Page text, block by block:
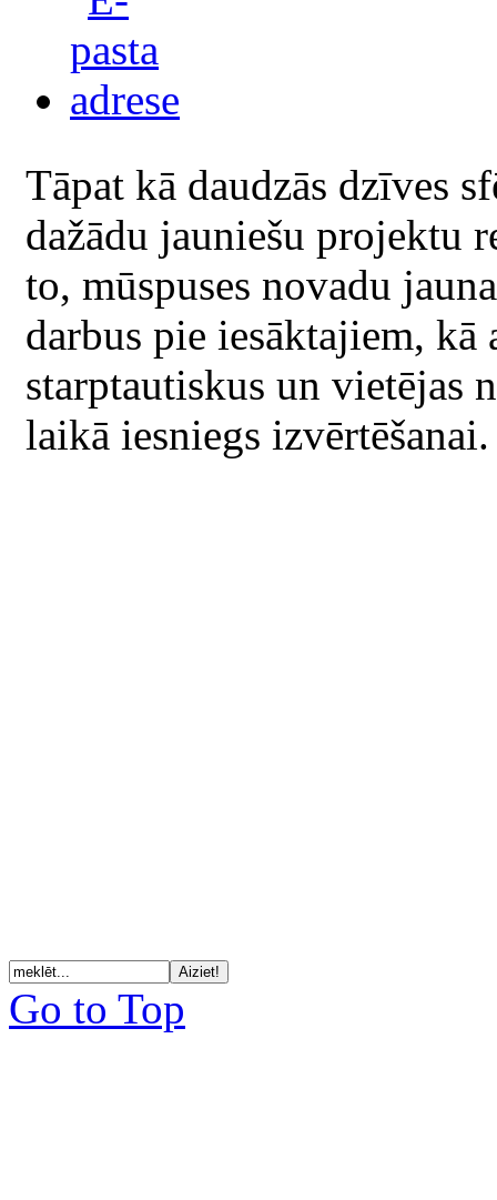
Tāpat kā daudzās dzīves
dažādu jauniešu projektu
to, mūspuses novadu
darbus pie iesāktajiem, kā
starptautiskus un vietējas
laikā iesniegs izvērtēšanai.
Go to Top